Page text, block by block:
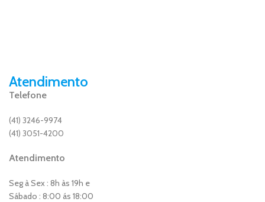
Atendimento
Telefone
(41) 3246-9974
(41) 3051-4200
Atendimento
Seg à Sex : 8h às 19h e
Sábado : 8:00 ás 18:00